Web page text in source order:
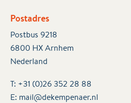
Postadres
Postbus 9218
6800 HX Arnhem
Nederland
T: +31 (0)26 352 28 88
E: mail@dekempenaer.nl